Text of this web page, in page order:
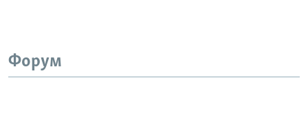
Форум